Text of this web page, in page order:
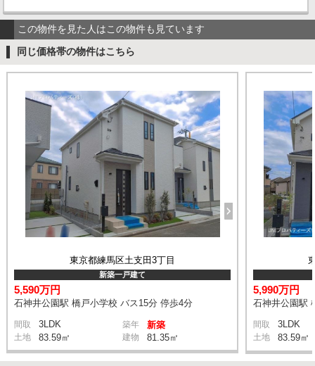
この物件を見た人はこの物件も見ています
同じ価格帯の物件はこちら
東京都練馬区土支田3丁目
新築一戸建て
5,590万円
石神井公園駅 橋戸小学校 バス15分 停歩4分
間取 3LDK 築年 新築
土地 83.59㎡ 建物 81.35㎡
5,990万円
石神井公園駅
間取 3LDK
土地 83.59㎡